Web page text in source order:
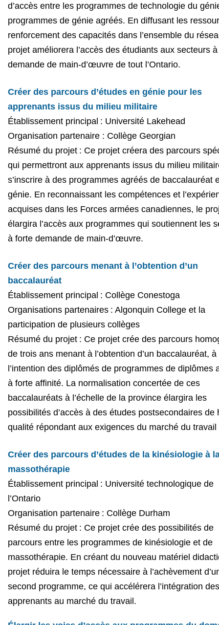
d’accès entre les programmes de technologie du
programmes de génie agréés. En diffusant les
renforcement des capacités dans l’ensemble du
projet améliorera l’accès des étudiants aux secteurs
demande de main-d’œuvre de tout l’Ontario.
Créer des parcours d’études en génie pour les
apprenants issus du milieu militaire
Établissement principal : Université Lakehead
Organisation partenaire : Collège Georgian
Résumé du projet : Ce projet créera des parcours
qui permettront aux apprenants issus du milieu
s’inscrire à des programmes agréés de baccalauréat
génie. En reconnaissant les compétences et
acquises dans les Forces armées canadiennes, le
élargira l’accès aux programmes qui soutiennent les
à forte demande de main-d’œuvre.
Créer des parcours menant à l’obtention d’un
baccalauréat
Établissement principal : Collège Conestoga
Organisations partenaires : Algonquin College et la
participation de plusieurs collèges
Résumé du projet : Ce projet crée des parcours
de trois ans menant à l’obtention d’un baccalauréat, à
l’intention des diplômés de programmes de diplômes
à forte affinité. La normalisation concertée de ces
baccalauréats à l’échelle de la province élargira les
possibilités d’accès à des études postsecondaires de
qualité répondant aux exigences du marché du travail
Créer des parcours d’études de la kinésiologie à
massothérapie
Établissement principal : Université technologique de
l’Ontario
Organisation partenaire : Collège Durham
Résumé du projet : Ce projet crée des possibilités de
parcours entre les programmes de kinésiologie et de
massothérapie. En créant du nouveau matériel
projet réduira le temps nécessaire à l’achèvement
second programme, ce qui accélérera l’intégration des
apprenants au marché du travail.